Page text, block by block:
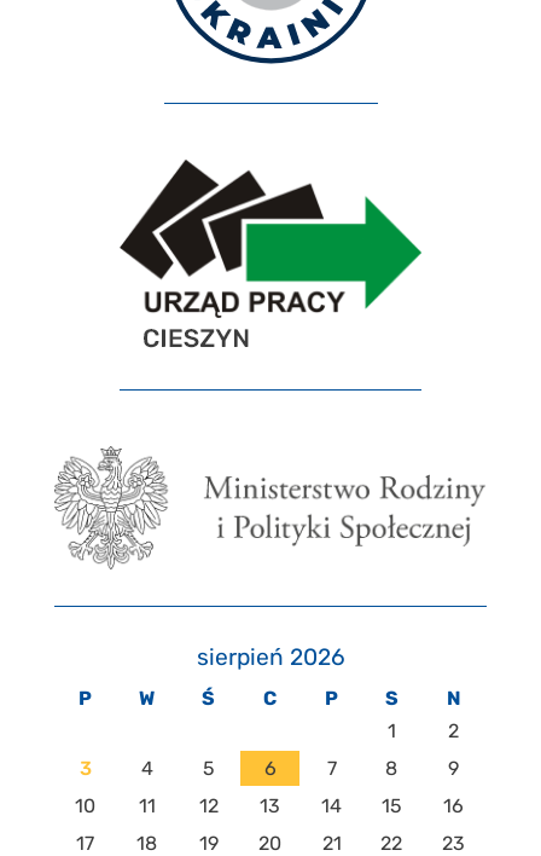
sierpień 2026
P W Ś C P S
N
1
2
3
4 5 6 7 8
9
10
11 12 13 14 15
16
17
18 19 20 21 22
23